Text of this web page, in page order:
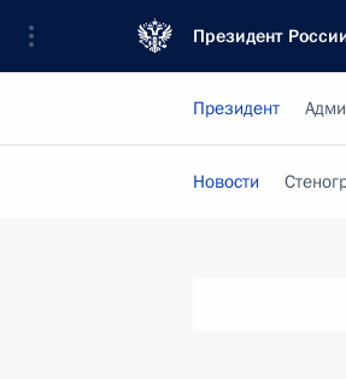
Президент
Президент
Новости